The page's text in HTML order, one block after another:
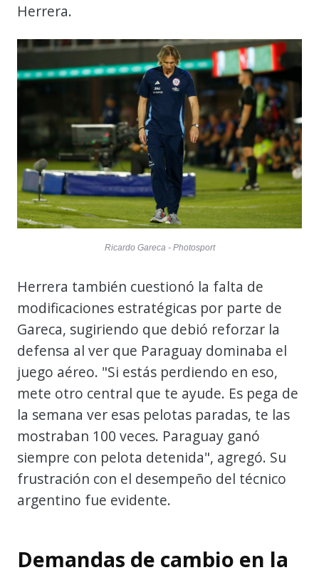
Herrera.
Ricardo Gareca - Photosport
Herrera también cuestionó la falta de
modificaciones estratégicas por parte de
Gareca, sugiriendo que debió reforzar la
defensa al ver que Paraguay dominaba el
juego aéreo. "Si estás perdiendo en eso,
mete otro central que te ayude. Es pega de
la semana ver esas pelotas paradas, te las
mostraban 100 veces. Paraguay ganó
siempre con pelota detenida", agregó. Su
frustración con el desempeño del técnico
argentino fue evidente.
Demandas de cambio en la